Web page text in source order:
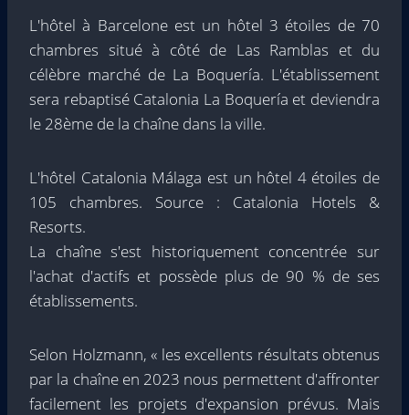
L'hôtel à Barcelone est un hôtel 3 étoiles de 70
chambres situé à côté de Las Ramblas et du
célèbre marché de La Boquería. L'établissement
sera rebaptisé Catalonia La Boquería et deviendra
le 28ème de la chaîne dans la ville.
L'hôtel Catalonia Málaga est un hôtel 4 étoiles de
105 chambres. Source : Catalonia Hotels &
Resorts.
La chaîne s'est historiquement concentrée sur
l'achat d'actifs et possède plus de 90 % de ses
établissements.
Selon Holzmann, « les excellents résultats obtenus
par la chaîne en 2023 nous permettent d'affronter
facilement les projets d'expansion prévus. Mais